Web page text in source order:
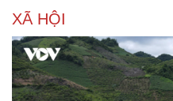
XÃ HỘI